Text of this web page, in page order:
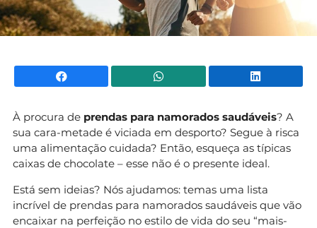
Facebook WhatsApp
À procura de prendas para namorados saudáveis? A
sua cara-metade é viciada em desporto? Segue à risca
uma alimentação cuidada? Então, esqueça as típicas
caixas de chocolate – esse não é o presente ideal.
Está sem ideias? Nós ajudamos: temas uma lista
incrível de prendas para namorados saudáveis que vão
encaixar na perfeição no estilo de vida do seu “mais-